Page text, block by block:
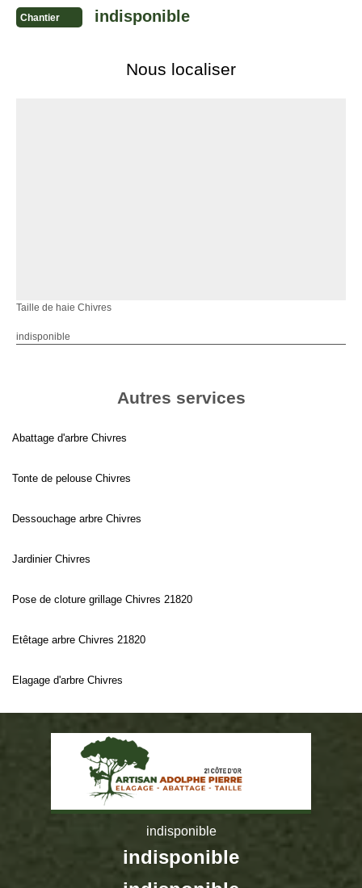
Chantier indisponible
Nous localiser
Taille de haie Chivres
indisponible
Autres services
Abattage d'arbre Chivres
Tonte de pelouse Chivres
Dessouchage arbre Chivres
Jardinier Chivres
Pose de cloture grillage Chivres 21820
Etêtage arbre Chivres 21820
Elagage d'arbre Chivres
indisponible
indisponible